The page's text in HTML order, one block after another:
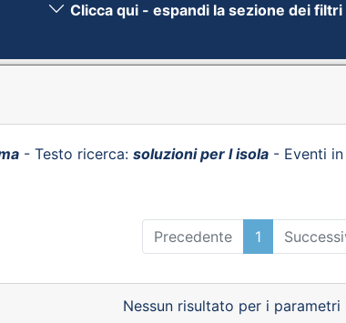
Clicca qui - espandi la sezione dei
- Testo ricerca: soluzioni per l isola - Eventi
Precedente 1
Nessun risultato per i parametri